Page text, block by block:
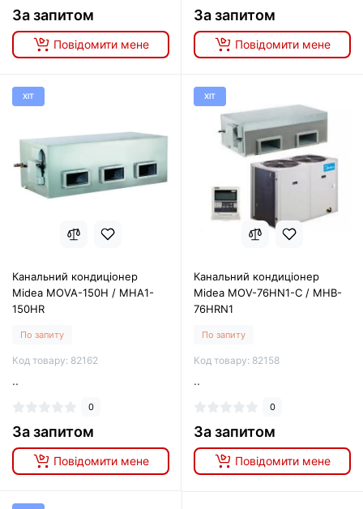
За запитом
Повідомити мене
За запитом
Повідомити мене
ХІТ
Канальний кондиціонер
Midea MOVA-150H / MHA1-
150HR
По запиту
Код товару: 82162
..
0
За запитом
Повідомити мене
ХІТ
Канальний кондиціонер
Midea MOV-76HN1-C / MHB-
76HRN1
По запиту
Код товару: 82158
..
0
За запитом
Повідомити мене